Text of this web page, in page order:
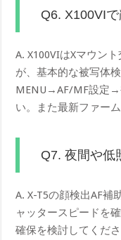
Q6. X100VI
A. X100VIはXマウン
が、基本的な被写体
MENU→AF/MF設定→
い。また最新ファー
Q7. 夜間や低
A. X-T5の顔検出AF補
ャッタースピードを
確保を検討してくだ